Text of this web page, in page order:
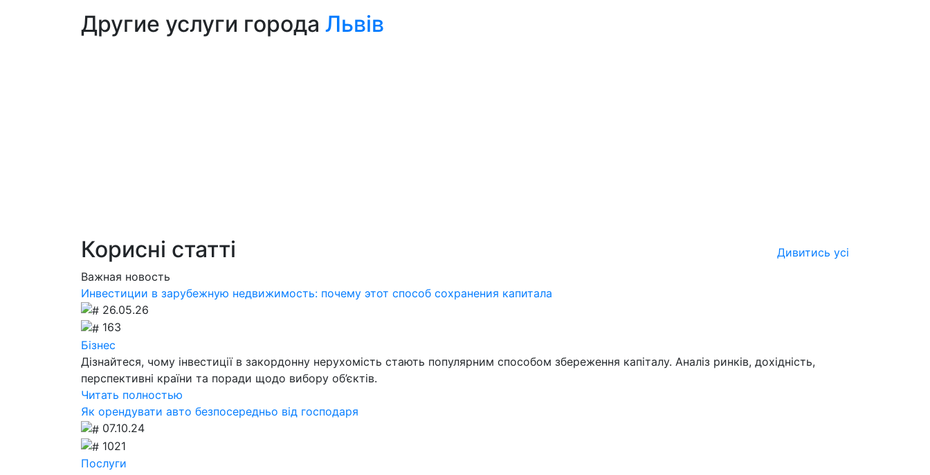
Другие услуги города Львів
Корисні статті
Дивитись усі
Важная новость
Инвестиции в зарубежную недвижимость: почему этот способ сохранения капитала
26.05.26
163
Бізнес
Дізнайтеся, чому інвестиції в закордонну нерухомість стають популярним способом збереження капіталу. Аналіз ринків, дохідність,
перспективні країни та поради щодо вибору об’єктів.
Читать полностью
Як орендувати авто безпосередньо від господаря
07.10.24
1021
Послуги